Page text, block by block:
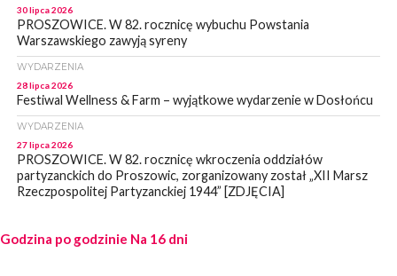
30 lipca 2026
PROSZOWICE. W 82. rocznicę wybuchu Powstania
Warszawskiego zawyją syreny
WYDARZENIA
28 lipca 2026
Festiwal Wellness & Farm – wyjątkowe wydarzenie w Dosłońcu
WYDARZENIA
27 lipca 2026
PROSZOWICE. W 82. rocznicę wkroczenia oddziałów
partyzanckich do Proszowic, zorganizowany został „XII Marsz
Rzeczpospolitej Partyzanckiej 1944” [ZDJĘCIA]
27 lipca 2026
PROSZOWICE. Po burzy uszkodzone słupy enegeryczne.
Godzina po godzinie Na 16 dni